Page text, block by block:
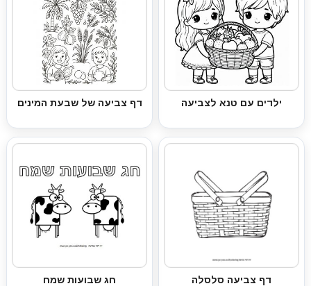
ילדים עם טנא לצביעה דף צביעה של שבעת המינים
דף צביעה סלסלה חג שבועות שמח